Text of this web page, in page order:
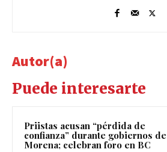
Autor(a)
Puede interesarte
Priistas acusan “pérdida de
confianza” durante gobiernos de
Morena; celebran foro en BC